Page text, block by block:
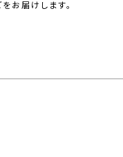
お届けします。